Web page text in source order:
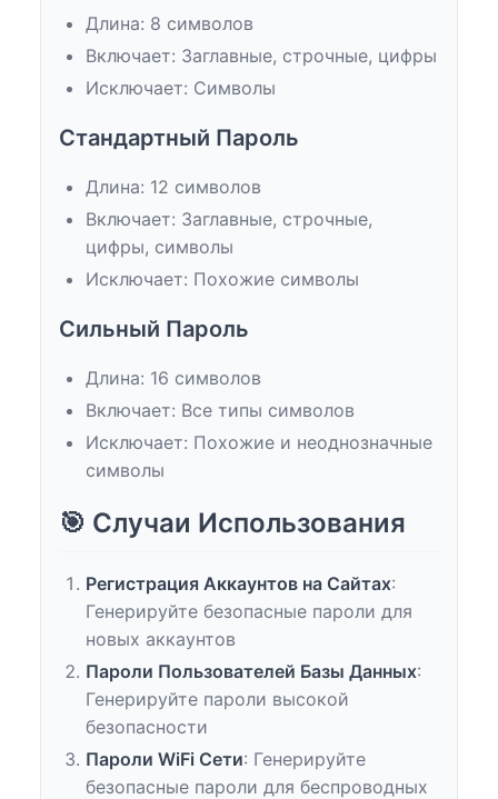
Длина: 8 символов
Включает: Заглавные, строчные, цифры
Исключает: Символы
Стандартный Пароль
Длина: 12 символов
Включает: Заглавные, строчные,
цифры, символы
Исключает: Похожие символы
Сильный Пароль
Длина: 16 символов
Включает: Все типы символов
Исключает: Похожие и неоднозначные
символы
🎯 Случаи Использования
Регистрация Аккаунтов на Сайтах:
Генерируйте безопасные пароли для
новых аккаунтов
Пароли Пользователей Базы Данных:
Генерируйте пароли высокой
безопасности
Пароли WiFi Сети: Генерируйте
безопасные пароли для беспроводных